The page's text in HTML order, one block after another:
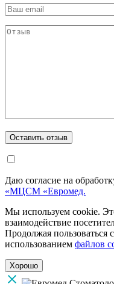
Даю согласие на
«МЦСМ «Евромед.
Мы используем cookie.
взаимодействие
Продолжая пользоваться
использованием файлов
Хорошо